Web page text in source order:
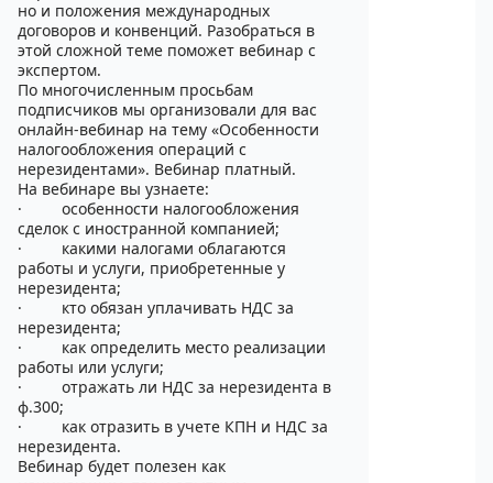
но и положения международных
договоров и конвенций. Разобраться в
этой сложной теме поможет вебинар с
экспертом.
По многочисленным просьбам
подписчиков мы организовали для вас
онлайн-вебинар на тему «Особенности
налогообложения операций с
нерезидентами». Вебинар платный.
На вебинаре вы узнаете:
· особенности налогообложения
сделок с иностранной компанией;
· какими налогами облагаются
работы и услуги, приобретенные у
нерезидента;
· кто обязан уплачивать НДС за
нерезидента;
· как определить место реализации
работы или услуги;
· отражать ли НДС за нерезидента в
ф.300;
· как отразить в учете КПН и НДС за
нерезидента.
Вебинар будет полезен как